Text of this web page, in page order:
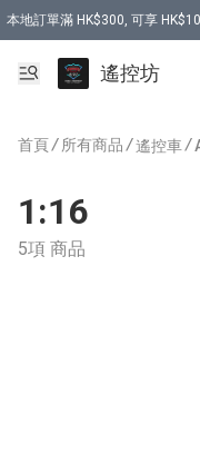
本地訂單滿 HK$300, 可享
購買 7.6V 6500mah 70C 電池
遙控坊
首頁/ 所有商品 /遙控車/
1:16
5項 商品